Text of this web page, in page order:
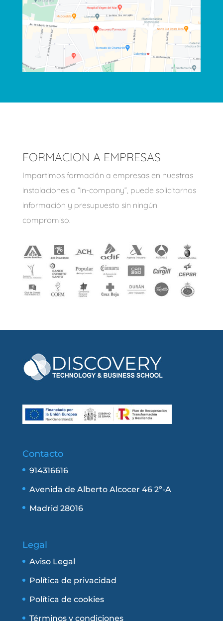
FORMACION A EMPRESAS
Impartimos formación a empresas en nuestras
instalaciones o “in-company”, puede solicitarnos
información y presupuesto sin ningún
compromiso.
Contacto
914316616
Avenida de Alberto Alcocer 46 2º-A
Madrid 28016
Legal
Aviso Legal
Política de privacidad
Política de cookies
Términos y condiciones